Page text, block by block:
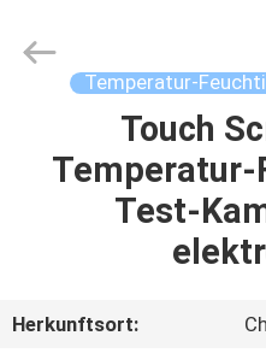
PRODUKTE
UNS
Temperatur-
Touch
Test-
Herkunftsort: